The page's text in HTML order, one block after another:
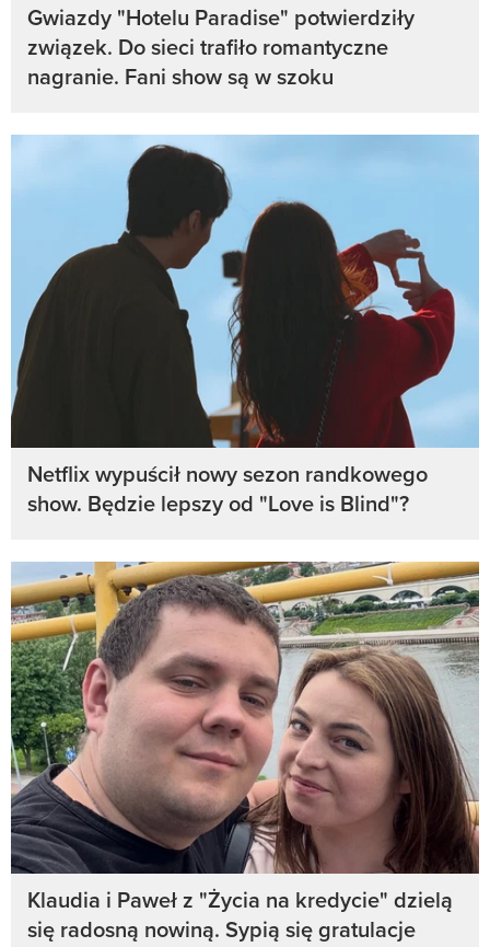
Gwiazdy "Hotelu Paradise" potwierdziły
związek. Do sieci trafiło romantyczne
nagranie. Fani show są w szoku
Netflix wypuścił nowy sezon randkowego
show. Będzie lepszy od "Love is Blind"?
Klaudia i Paweł z "Życia na kredycie" dzielą
się radosną nowiną. Sypią się gratulacje